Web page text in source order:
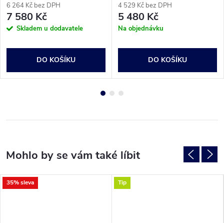
6 264 Kč bez DPH
7 580 Kč
Skladem u dodavatele
DO KOŠÍKU
4 529 Kč bez DPH
5 480 Kč
Na objednávku
DO KOŠÍKU
35% sleva Tip